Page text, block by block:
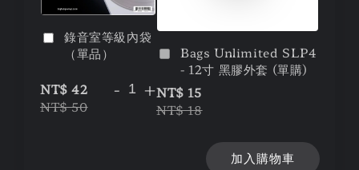
錄音室等級內袋
（單品）
NT$ 42
NT$ 50
- +
Bags Unlimited SLP4
- 12寸 黑膠外套 (單購)
NT$ 15
NT$ 18
加入購物車